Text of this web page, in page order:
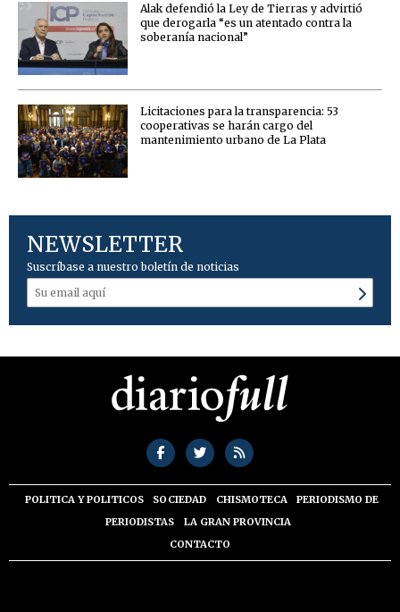
Alak defendió la Ley de Tierras y advirtió
que derogarla “es un atentado contra la
soberanía nacional”
Licitaciones para la transparencia: 53
cooperativas se harán cargo del
mantenimiento urbano de La Plata
NEWSLETTER
Suscríbase a nuestro boletín de noticias
POLITICA Y POLITICOS SOCIEDAD CHISMOTECA
PERIODISMO DE
PERIODISTAS
LA GRAN PROVINCIA
CONTACTO